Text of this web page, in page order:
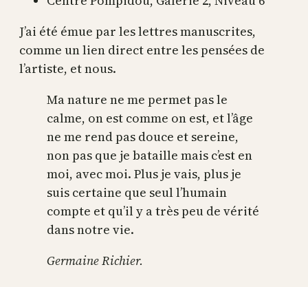
J’ai été émue par les lettres manuscrites,
comme un lien direct entre les pensées de
l’artiste, et nous.
Ma nature ne me permet pas le
calme, on est comme on est, et l’âge
ne me rend pas douce et sereine,
non pas que je bataille mais c’est en
moi, avec moi. Plus je vais, plus je
suis certaine que seul l’humain
compte et qu’il y a très peu de vérité
dans notre vie.
Germaine Richier.